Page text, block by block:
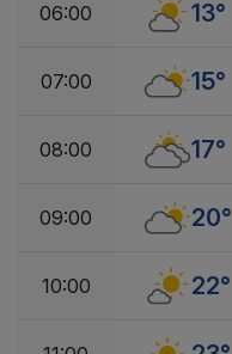
06:00 13°
07:00 15°
08:00 17°
09:00 20°
10:00 22°